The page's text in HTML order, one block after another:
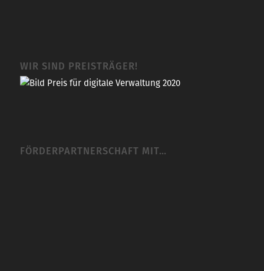
WIR SIND PREISTRÄGER!
FÖRDERPARTNERSCHAFT MIT…